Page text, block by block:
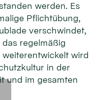
werden. Es
Pflichtübung,
verschwindet,
regelmäßig
wird
in der
und im gesamten